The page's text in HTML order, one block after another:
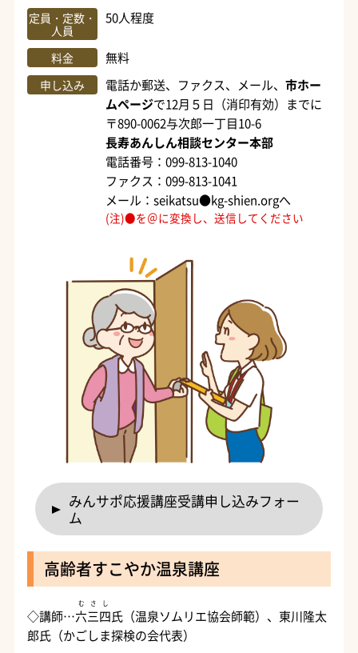
定員・定数・
人員
50人程度
料金 無料
申し込み 電話か郵送、ファクス、メール、市ホー
ムページで12月５日（消印有効）までに
〒890-0062与次郎一丁目10-6
長寿あんしん相談センター本部
電話番号：099-813-1040
ファクス：099-813-1041
メール：seikatsu●kg-shien.orgへ
(注)●を＠に変換し、送信してください
みんサポ応援講座受講申し込みフォー
ム
高齢者すこやか温泉講座
◇講師…六三四
むさし
氏（温泉ソムリエ協会師範）、東川隆太
郎氏（かごしま探検の会代表）